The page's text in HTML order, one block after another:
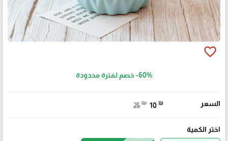
favorite_border
-60% خصم لفترة محدودة
السعر 25 ₪ 10 ₪
اختر الكمية